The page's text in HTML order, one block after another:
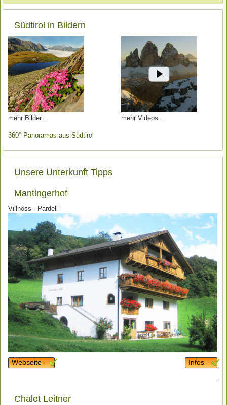
Südtirol in Bildern
mehr Bilder mehr Videos
360° Panoramas aus Südtirol
Unsere Unterkunft Tipps
Mantingerhof
Villnöss - Pardell
Webseite Infos
Chalet Leitner